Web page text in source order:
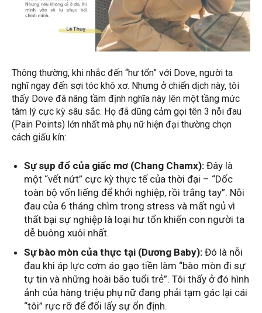
Thông thường, khi nhắc đến “hư tổn” với Dove, người ta
nghĩ ngay đến sợi tóc khô xơ. Nhưng ở chiến dịch này, tôi
thấy Dove đã nâng tầm định nghĩa này lên một tầng mức
tâm lý cực kỳ sâu sắc. Họ đã dũng cảm gọi tên 3 nỗi đau
(Pain Points) lớn nhất mà phụ nữ hiện đại thường chọn
cách giấu kín:
Sự sụp đổ của giấc mơ (Chang Chamx): Đây là
một “vết nứt” cực kỳ thực tế của thời đại – “Dốc
toàn bộ vốn liếng để khởi nghiệp, rồi trắng tay”. Nỗi
đau của 6 tháng chìm trong stress và mất ngủ vì
thất bại sự nghiệp là loại hư tổn khiến con người ta
dễ buông xuôi nhất.
Sự bào mòn của thực tại (Dương Baby): Đó là nỗi
đau khi áp lực cơm áo gạo tiền làm “bào mòn đi sự
tự tin và những hoài bão tuổi trẻ”. Tôi thấy ở đó hình
ảnh của hàng triệu phụ nữ đang phải tạm gác lại cái
“tôi” rực rỡ để đổi lấy sự ổn định.